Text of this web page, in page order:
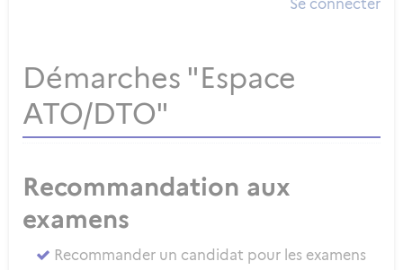
Se connecter
Démarches "Espace
ATO/DTO"
Recommandation aux
examens
Recommander un candidat pour les examens